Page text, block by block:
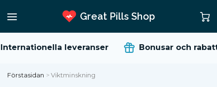
Great Pills Shop
leveranser Bonusar och
Förstasidan >Viktminskning